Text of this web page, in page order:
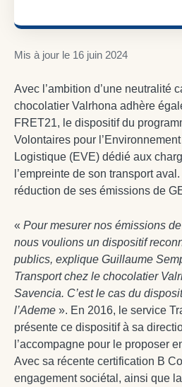
Mis à jour le 16 juin 2024
Avec l’ambition d’une neutralité
chocolatier Valrhona adhère
FRET21, le dispositif du
Volontaires pour
Logistique (EVE) dédié aux
l’empreinte de son transport
réduction de ses émissions de
« Pour mesurer nos émissions
nous voulions un dispositif
publics, explique Guillaume
Transport chez le chocolatier
Savencia. C’est le cas du
l’Ademe ». En 2016, le service
présente ce dispositif à sa
l’accompagne pour le proposer
Avec sa récente certification B
engagement sociétal, ainsi que